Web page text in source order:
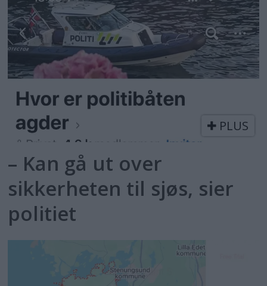
PLUS
– Kan gå ut over
sikkerheten til sjøs, sier
politiet